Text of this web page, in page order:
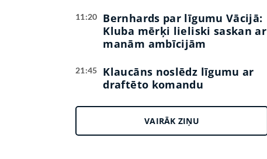
11:20
Bernhards par līgumu Vācijā:
Kluba mērķi lieliski saskan ar
manām ambīcijām
21:45
Klaucāns noslēdz līgumu ar
draftēto komandu
VAIRĀK ZIŅU